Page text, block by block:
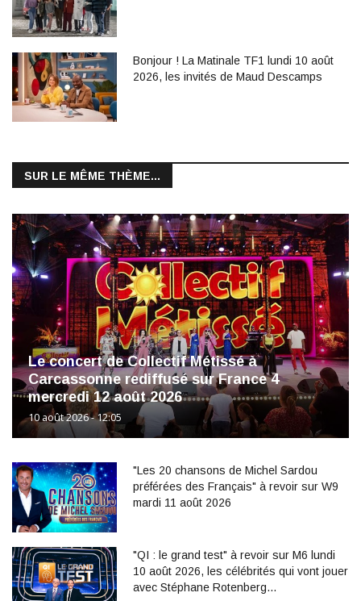
Bonjour ! La Matinale TF1 lundi 10 août
2026, les invités de Maud Descamps
SUR LE MÊME THÈME...
Le concert de Collectif Métissé à
Carcassonne rediffusé sur France 4
mercredi 12 août 2026
10 août 2026 - 12:05
"Les 20 chansons de Michel Sardou
préférées des Français" à revoir sur W9
mardi 11 août 2026
"QI : le grand test" à revoir sur M6 lundi
10 août 2026, les célébrités qui vont jouer
avec Stéphane Rotenberg…